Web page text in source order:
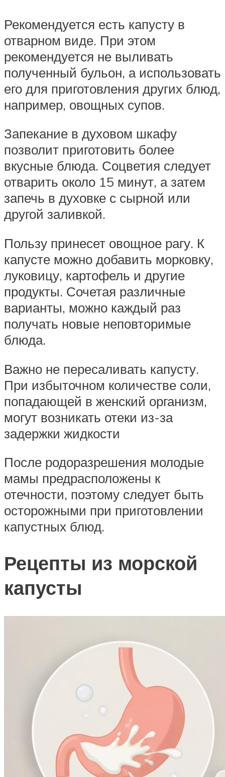
Рекомендуется есть капусту в
отварном виде. При этом
рекомендуется не выливать
полученный бульон, а использовать
его для приготовления других блюд,
например, овощных супов.
Запекание в духовом шкафу
позволит приготовить более
вкусные блюда. Соцветия следует
отварить около 15 минут, а затем
запечь в духовке с сырной или
другой заливкой.
Пользу принесет овощное рагу. К
капусте можно добавить морковку,
луковицу, картофель и другие
продукты. Сочетая различные
варианты, можно каждый раз
получать новые неповторимые
блюда.
Важно не пересаливать капусту.
При избыточном количестве соли,
попадающей в женский организм,
могут возникать отеки из-за
задержки жидкости
После родоразрешения молодые
мамы предрасположены к
отечности, поэтому следует быть
осторожными при приготовлении
капустных блюд.
Рецепты из морской
капусты